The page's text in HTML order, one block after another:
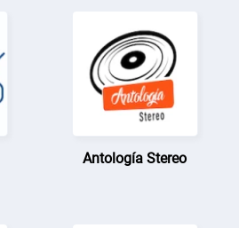
Antología Stereo